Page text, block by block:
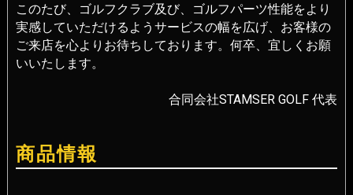
このたび、ゴルフクラブ及び、ゴルフパーツ性能をより
実感していただけるようサービスの幅を広げ、お客様の
ご来店を心よりお待ちしております。何卒、宜しくお願
いいたします。
合同会社STAMSER GOLF 代表
商品情報